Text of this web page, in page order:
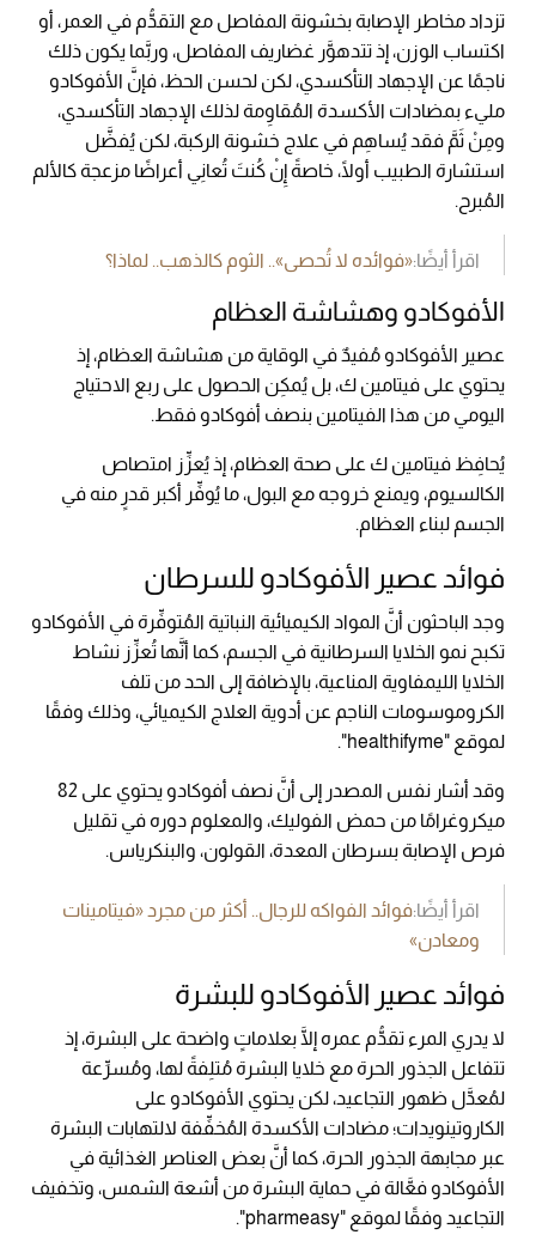
تزداد مخاطر الإصابة بخشونة المفاصل مع التقدُّم في العمر، أو
اكتساب الوزن، إذ تتدهوَّر غضاريف المفاصل، وربَّما يكون ذلك
ناجمًا عن الإجهاد التأكسدي، لكن لحسن الحظ، فإنَّ الأفوكادو
مليء بمضادات الأكسدة المُقاوِمة لذلك الإجهاد التأكسدي،
ومِنْ ثَمَّ فقد يُساهِم في علاج خشونة الركبة، لكن يُفضَّل
استشارة الطبيب أولًا، خاصةً إِنْ كُنتَ تُعانِي أعراضًا مزعجة كالألم
المُبرح.
اقرأ أيضًا:«فوائده لا تُحصى».. الثوم كالذهب.. لماذا؟
الأفوكادو وهشاشة العظام
عصير الأفوكادو مُفيدٌ في الوقاية من هشاشة العظام، إذ
يحتوي على فيتامين ك، بل يُمكِن الحصول على ربع الاحتياج
اليومي من هذا الفيتامين بنصف أفوكادو فقط.
يُحافِظ فيتامين ك على صحة العظام، إذ يُعزِّز امتصاص
الكالسيوم، ويمنع خروجه مع البول، ما يُوفِّر أكبر قدرٍ منه في
الجسم لبناء العظام.
فوائد عصير الأفوكادو للسرطان
وجد الباحثون أنَّ المواد الكيميائية النباتية المُتوفِّرة في الأفوكادو
تكبح نمو الخلايا السرطانية في الجسم، كما أنَّها تُعزِّز نشاط
الخلايا الليمفاوية المناعية، بالإضافة إلى الحد من تلف
الكروموسومات الناجم عن أدوية العلاج الكيميائي، وذلك وفقًا
لموقع "healthifyme".
وقد أشار نفس المصدر إلى أنَّ نصف أفوكادو يحتوي على 82
ميكروغرامًا من حمض الفوليك، والمعلوم دوره في تقليل
فرص الإصابة بسرطان المعدة، القولون، والبنكرياس.
اقرأ أيضًا:فوائد الفواكه للرجال.. أكثر من مجرد «فيتامينات
ومعادن»
فوائد عصير الأفوكادو للبشرة
لا يدري المرء تقدُّم عمره إلَّا بعلاماتٍ واضحة على البشرة، إذ
تتفاعل الجذور الحرة مع خلايا البشرة مُتلِفةً لها، ومُسرِّعة
لمُعدَّل ظهور التجاعيد، لكن يحتوي الأفوكادو على
الكاروتينويدات؛ مضادات الأكسدة المُخفِّفة لالتهابات البشرة
عبر مجابهة الجذور الحرة، كما أنَّ بعض العناصر الغذائية في
الأفوكادو فعَّالة في حماية البشرة من أشعة الشمس، وتخفيف
التجاعيد وفقًا لموقع "pharmeasy".